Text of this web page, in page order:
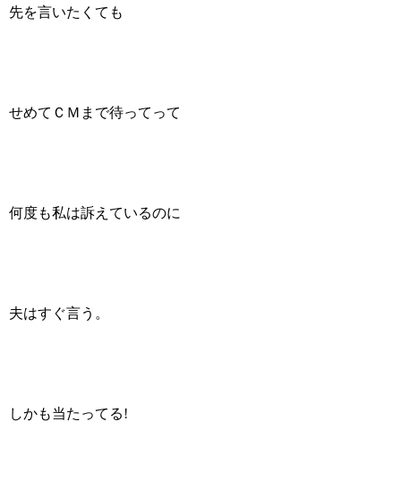
先を言いたくても
せめてＣＭまで待ってって
何度も私は訴えているのに
夫はすぐ言う。
しかも当たってる!